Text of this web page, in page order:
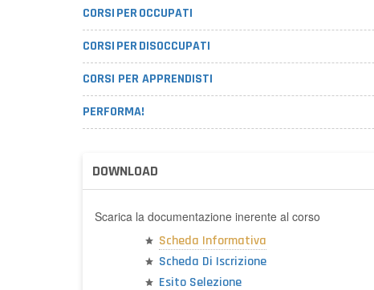
CORSI PER OCCUPATI
CORSI PER DISOCCUPATI
CORSI PER APPRENDISTI
PERFORMA!
DOWNLOAD
Scarica la documentazione inerente al corso
Scheda Informativa
Scheda Di Iscrizione
Esito Selezione